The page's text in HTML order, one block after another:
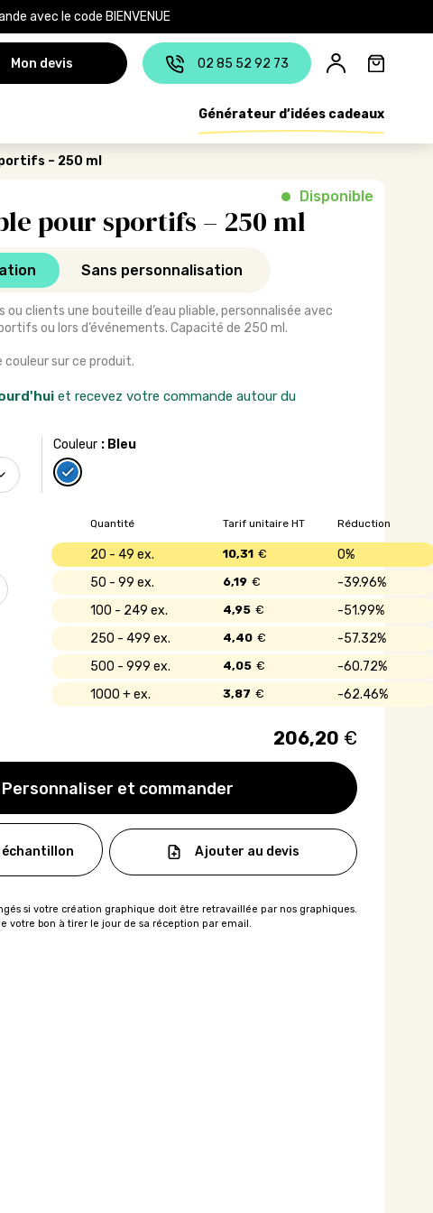
avec le code BIENVENUE
Mon devis
02 85 52 92 73
Générateur d’idées cadeaux
– 250 ml
pour sportifs – 250 ml
Disponible
Sans personnalisation
clients une bouteille d’eau pliable, personnalisée avec
ou lors d’événements. Capacité de 250 ml.
couleur sur ce produit.
et recevez votre commande autour du
Couleur : Bleu
Personnaliser et commander
Quantité Réduction
Tarif unitaire HT
20 - 49 0%
10,31 €
50 - 99 39.96%
6,19 €
100 - 249 51.99%
4,95 €
250 - 499 57.32%
4,40 €
500 - 999 60.72%
4,05 €
1000 + 62.46%
3,87 €
206,20 €
échantillon Ajouter au devis